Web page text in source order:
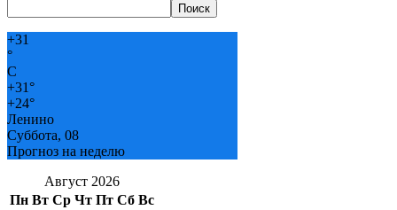
Поиск
+31
°
C
+31°
+24°
Ленино
Суббота, 08
Прогноз на неделю
Август 2026
Пн Вт Ср Чт Пт Сб Вс